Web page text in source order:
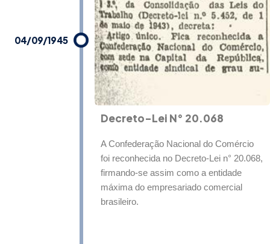
04/09/1945
Decreto-Lei N° 20.068
A Confederação Nacional do Comércio
foi reconhecida no Decreto-Lei n° 20.068,
firmando-se assim como a entidade
máxima do empresariado comercial
brasileiro.